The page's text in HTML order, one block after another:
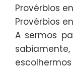
Provérbios
Provérbios
A sermos